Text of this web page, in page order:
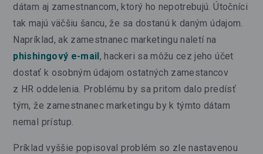
dátam aj zamestnancom, ktorý ho nepotrebujú. Útočníci
tak majú väčšiu šancu, že sa dostanú k daným údajom.
Napríklad, ak zamestnanec marketingu naletí na
phishingový e-mail, hackeri sa môžu cez jeho účet
dostať k osobným údajom ostatných zamestancov
z HR oddelenia. Problému by sa pritom dalo predísť
tým, že zamestnanec marketingu by k týmto dátam
nemal prístup.
Príklad vyššie popisoval problém so zle nastavenou